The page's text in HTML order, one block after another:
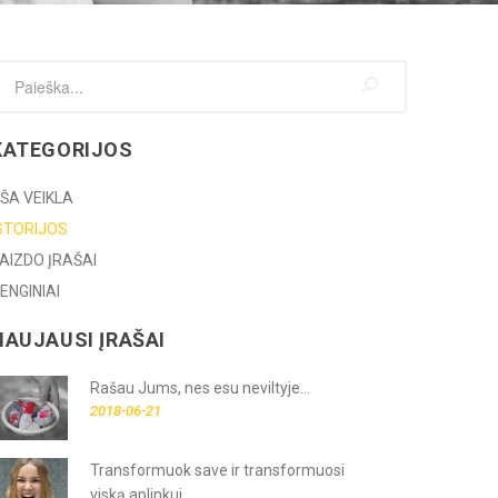
VEIKLA
ĮRAŠAI
ĮRAŠAI
Rašau Jums, nes esu neviltyje...
2018-06-21
Transformuok save ir transformuosi